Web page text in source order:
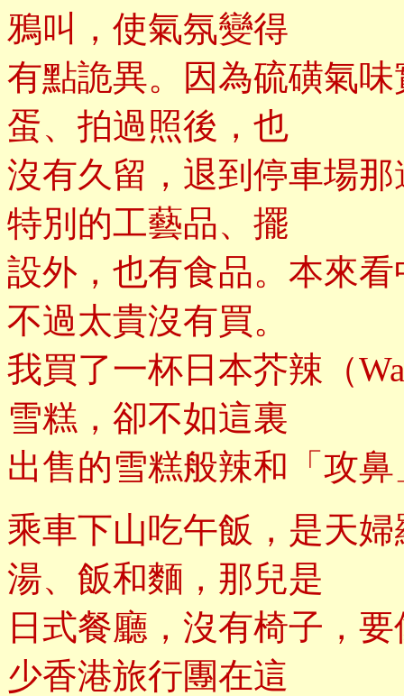
鴉叫，使氣氛變得
有點詭異。因為硫磺氣
蛋、拍過照後，也
沒有久留，退到停車場
特別的工藝品、擺
設外，也有食品。本來
不過太貴沒有買。
我買了一杯日本芥辣（
雪糕，卻不如這裏
出售的雪糕般辣和「攻鼻
乘車下山吃午飯，是天
湯、飯和麵，那兒是
日式餐廳，沒有椅子，
少香港旅行團在這